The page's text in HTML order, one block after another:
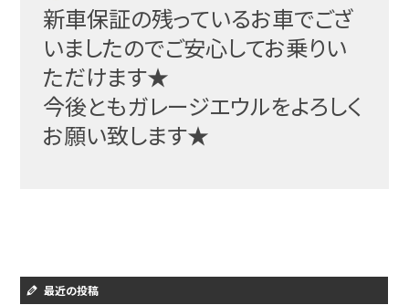
新車保証の残っているお車でござ
いましたのでご安心してお乗りい
ただけます★
今後ともガレージエウルをよろしく
お願い致します★
最近の投稿